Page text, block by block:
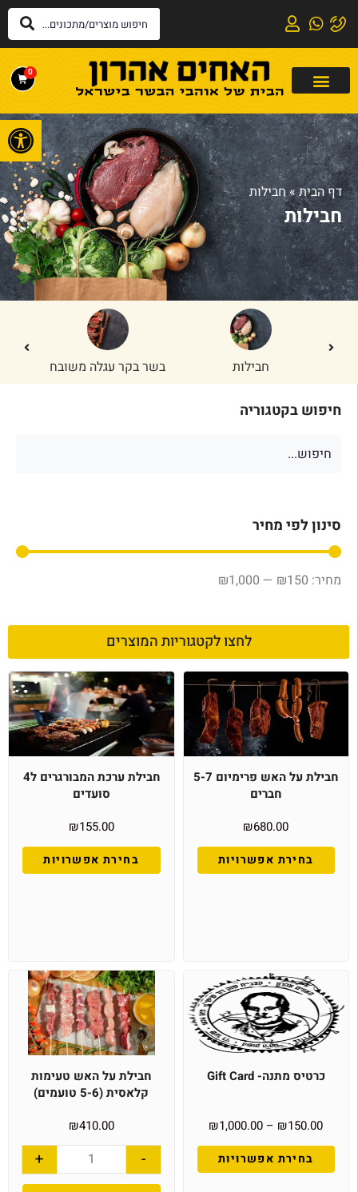
0
דף הבית»חבילות
חבילות
בשר בקר עגלה משובח עוף
חיפוש בקטגוריה
סינון לפי מחיר
₪150
—
₪1,000
לחצו לקטגוריות המוצרים
חבילת על האש פרימיום 5-7
חברים
₪680.00
בחירת אפשרויות
חבילת ערכת המבורגרים ל4
סועדים
₪155.00
בחירת אפשרויות
כרטיס מתנה- Gift Card
₪150.00
–
₪1,000.00
בחירת אפשרויות
חבילת על האש טעימות
קלאסית (5-6 טועמים)
₪410.00
-
+